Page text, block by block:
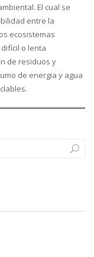
El cual se
entre la
ecosistemas
o lenta
de residuos y
de energia y agua